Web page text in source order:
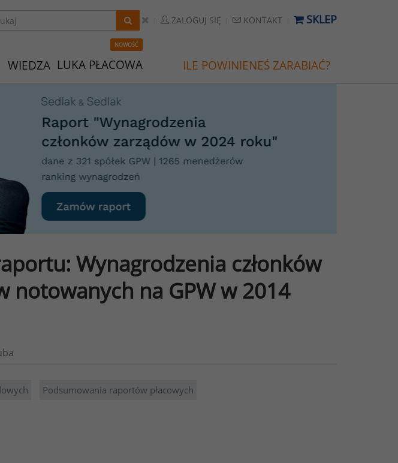
ZALOGUJ SIĘ KONTAKT SKLEP
WIEDZA
NOWOŚĆ
LUKA PŁACOWA ILE POWINIENEŚ ZARABIAĆ?
Wynagrodzenia członków
notowanych na GPW w 2014
Podsumowania raportów płacowych